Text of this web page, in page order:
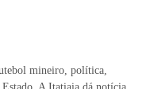
mineiro, política,